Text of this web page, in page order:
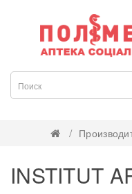
INSTITUT